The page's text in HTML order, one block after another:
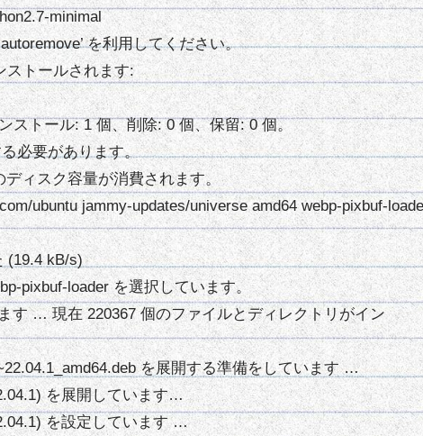
minimal
を利用してください。
ストールされます:
ストール: 1 個、削除: 0 個、保留: 0 個。
必要があります。
ィスク容量が消費されます。
ubuntu jammy-updates/universe amd64 webp-pixbuf-
(19.4 kB/s)
pixbuf-loader を選択しています。
す … 現在 220367 個のファイルとディレクトリがイン
を展開する準備をしています …
を展開しています…
を設定しています …